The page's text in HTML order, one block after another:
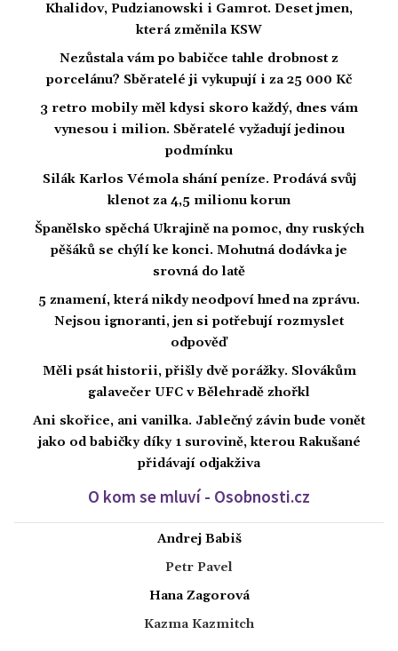
Khalidov, Pudzianowski i Gamrot. Deset jmen,
která změnila KSW
Nezůstala vám po babičce tahle drobnost z
porcelánu? Sběratelé ji vykupují i za 25 000 Kč
3 retro mobily měl kdysi skoro každý, dnes vám
vynesou i milion. Sběratelé vyžadují jedinou
podmínku
Silák Karlos Vémola shání peníze. Prodává svůj
klenot za 4,5 milionu korun
Španělsko spěchá Ukrajině na pomoc, dny ruských
pěšáků se chýlí ke konci. Mohutná dodávka je
srovná do latě
5 znamení, která nikdy neodpoví hned na zprávu.
Nejsou ignoranti, jen si potřebují rozmyslet
odpověď
Měli psát historii, přišly dvě porážky. Slovákům
galavečer UFC v Bělehradě zhořkl
Ani skořice, ani vanilka. Jablečný závin bude vonět
jako od babičky díky 1 surovině, kterou Rakušané
přidávají odjakživa
O kom se mluví - Osobnosti.cz
Andrej Babiš
Petr Pavel
Hana Zagorová
Kazma Kazmitch